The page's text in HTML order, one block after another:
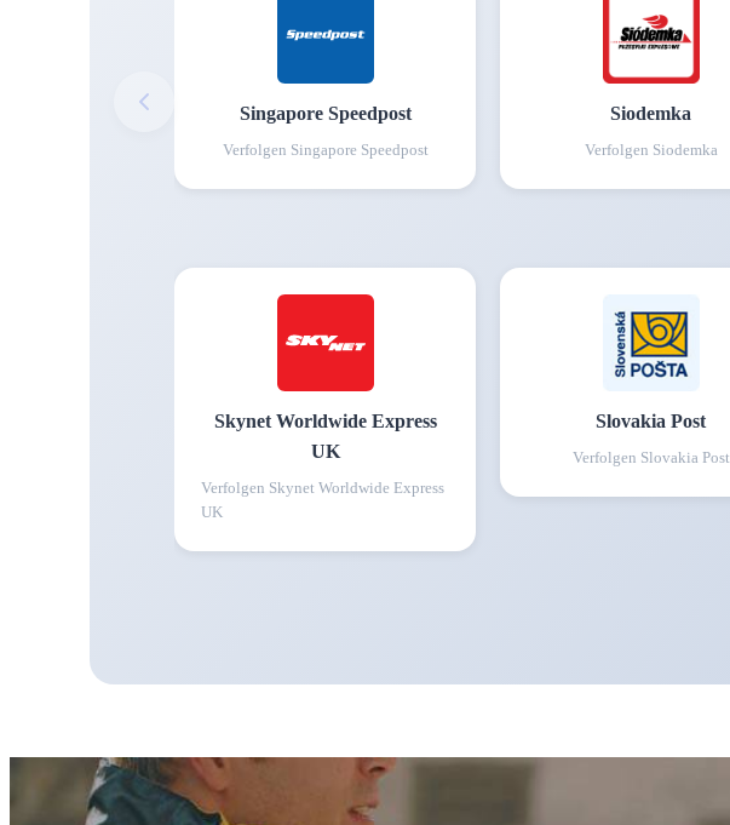
Singapore Speedpost
Verfolgen Singapore Speedpost
Siodemka
Verfolgen Siodemka
Skynet Worldwide Express
UK
Verfolgen Skynet Worldwide Express
UK
Slovakia Post
Verfolgen Slovakia Post